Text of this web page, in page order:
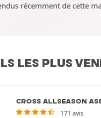
récemment de cette
LES PLUS
CROSS ALLSEASON
171 avis